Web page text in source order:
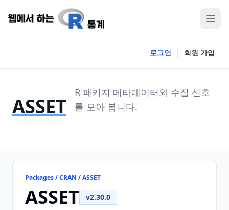
로그인 회원 가입
ASSET
R 패키지 메타데이터와 수집 신호
를 모아 봅니다.
Packages / CRAN / ASSET
ASSET v2.30.0